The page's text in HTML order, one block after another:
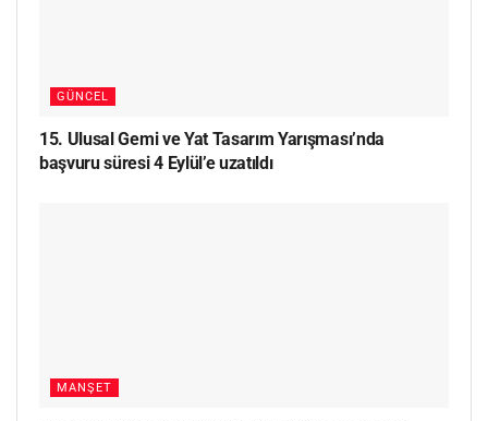
GÜNCEL
15. Ulusal Gemi ve Yat Tasarım Yarışması’nda
başvuru süresi 4 Eylül’e uzatıldı
MANŞET